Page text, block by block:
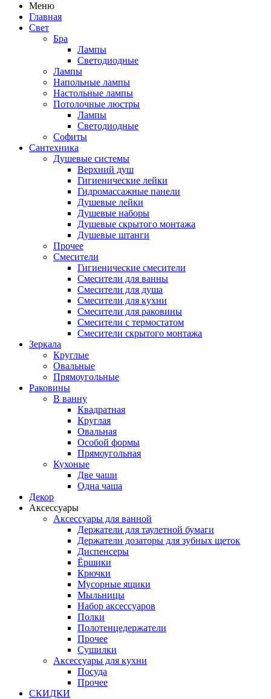
Меню
Главная
Свет
Бра
Лампы
Светодиодные
Лампы
Напольные лампы
Настольные лампы
Потолочные люстры
Лампы
Светодиодные
Софиты
Сантехника
Душевые системы
Верхний душ
Гигиенические лейки
Гидромассажные панели
Душевые лейки
Душевые наборы
Душевые скрытого монтажа
Душевые штанги
Прочее
Смесители
Гигиенические смесители
Смесители для ванны
Смесители для душа
Смесители для кухни
Смесители для раковины
Смесители с термостатом
Смесители скрытого монтажа
Зеркала
Круглые
Овальные
Прямоугольные
Раковины
В ванну
Квадратная
Круглая
Овальная
Особой формы
Прямоугольная
Кухоные
Две чаши
Одна чаша
Декор
Аксессуары
Аксессуары для ванной
Держатели для таулетной бумаги
Держатели дозаторы для зубных щеток
Диспенсеры
Ёршики
Крючки
Мусорные ящики
Мыльницы
Набор аксессуаров
Полки
Полотенцедержатели
Прочее
Сушилки
Аксессуары для кухни
Посуда
Прочее
СКИДКИ